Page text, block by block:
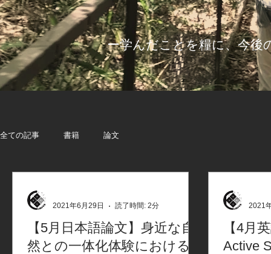
ー​学んだことを糧に、今
全ての記事 書籍 論文
【5月日本語論文】身近な自
然との一体化体験における
2021年6月29日 読了時間: 2分
【4月
Active
2021